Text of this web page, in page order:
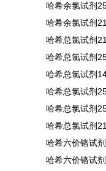
哈希余氯试剂
哈希余氯试剂
哈希总氯试剂
哈希总氯试剂
哈希总氯试剂
哈希总氯试剂
哈希总氯试剂
哈希总氯试剂
哈希六价铬试
哈希六价铬试